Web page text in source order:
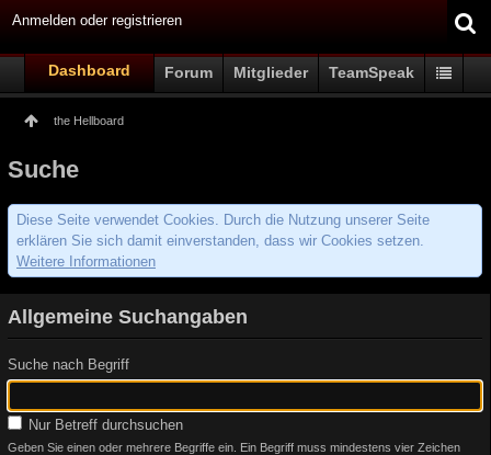
Anmelden oder registrieren
Dashboard Forum Mitglieder TeamSpeak
the Hellboard
Suche
Diese Seite verwendet Cookies. Durch die Nutzung unserer Seite
erklären Sie sich damit einverstanden, dass wir Cookies setzen.
Weitere Informationen
Allgemeine Suchangaben
Suche nach Begriff
Nur Betreff durchsuchen
Geben Sie einen oder mehrere Begriffe ein. Ein Begriff muss mindestens vier Zeichen